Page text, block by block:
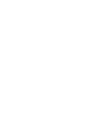
由金公主电影制
梁朝伟、张学友
此片的前半部是
实，主创人员花
纪60年代的香
化，主创人员都